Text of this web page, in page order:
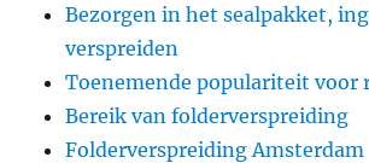
Bezorgen in het sealpakket,
verspreiden
Toenemende populariteit voor
Bereik van folderverspreiding
Folderverspreiding Amsterdam